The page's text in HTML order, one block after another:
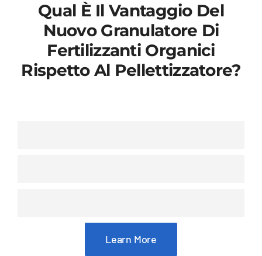
Qual È Il Vantaggio Del
Nuovo Granulatore Di
Fertilizzanti Organici
Rispetto Al Pellettizzatore?
Learn More